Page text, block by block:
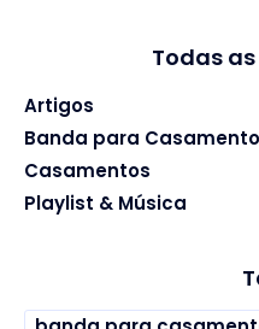
Todas
Artigos
Banda para Casamento
Casamentos
Playlist & Música